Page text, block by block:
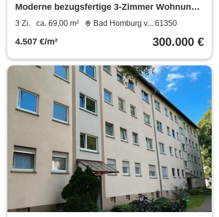
Moderne bezugsfertige 3-Zimmer Wohnung
in Bad Homburg ohne Makler
3 Zi. ca. 69,00 m² Bad Homburg v... 61350
4.507 €/m² 300.000 €